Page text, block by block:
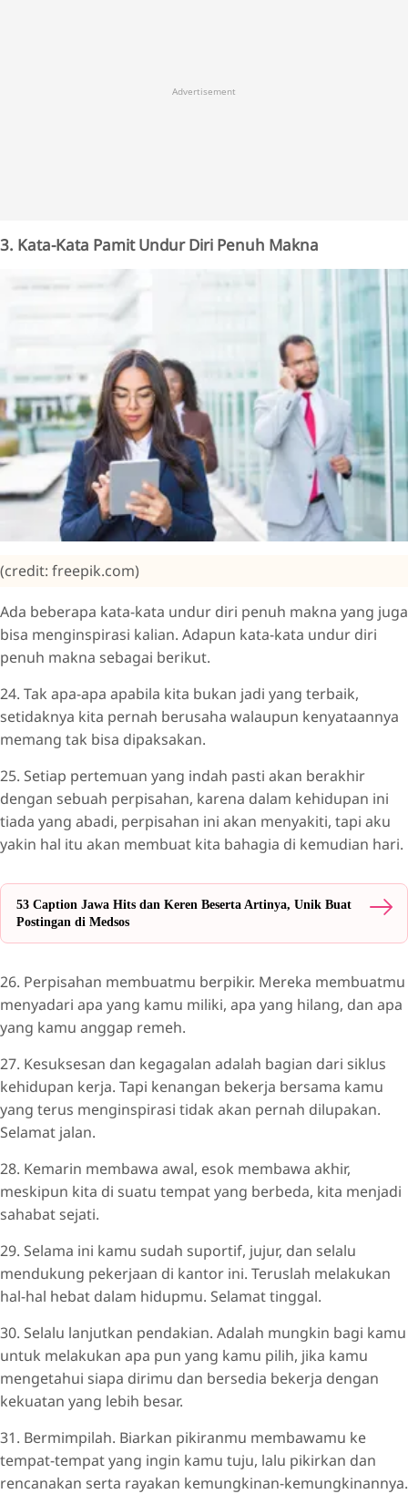
Advertisement
3. Kata-Kata Pamit Undur Diri Penuh Makna
(credit: freepik.com)
Ada beberapa kata-kata undur diri penuh makna yang juga
bisa menginspirasi kalian. Adapun kata-kata undur diri
penuh makna sebagai berikut.
24. Tak apa-apa apabila kita bukan jadi yang terbaik,
setidaknya kita pernah berusaha walaupun kenyataannya
memang tak bisa dipaksakan.
25. Setiap pertemuan yang indah pasti akan berakhir
dengan sebuah perpisahan, karena dalam kehidupan ini
tiada yang abadi, perpisahan ini akan menyakiti, tapi aku
yakin hal itu akan membuat kita bahagia di kemudian hari.
53 Caption Jawa Hits dan Keren Beserta Artinya, Unik Buat
Postingan di Medsos
26. Perpisahan membuatmu berpikir. Mereka membuatmu
menyadari apa yang kamu miliki, apa yang hilang, dan apa
yang kamu anggap remeh.
27. Kesuksesan dan kegagalan adalah bagian dari siklus
kehidupan kerja. Tapi kenangan bekerja bersama kamu
yang terus menginspirasi tidak akan pernah dilupakan.
Selamat jalan.
28. Kemarin membawa awal, esok membawa akhir,
meskipun kita di suatu tempat yang berbeda, kita menjadi
sahabat sejati.
29. Selama ini kamu sudah suportif, jujur, dan selalu
mendukung pekerjaan di kantor ini. Teruslah melakukan
hal-hal hebat dalam hidupmu. Selamat tinggal.
30. Selalu lanjutkan pendakian. Adalah mungkin bagi kamu
untuk melakukan apa pun yang kamu pilih, jika kamu
mengetahui siapa dirimu dan bersedia bekerja dengan
kekuatan yang lebih besar.
31. Bermimpilah. Biarkan pikiranmu membawamu ke
tempat-tempat yang ingin kamu tuju, lalu pikirkan dan
rencanakan serta rayakan kemungkinan-kemungkinannya.